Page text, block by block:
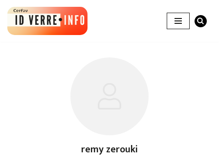
Aller
au
remy zerouki